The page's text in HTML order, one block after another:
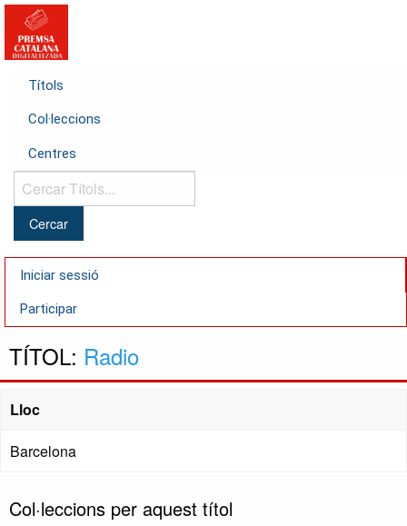
Títols
Col·leccions
Centres
Cercar
Títols...
Iniciar sessió
Participar
TÍTOL: Radio
Lloc
Barcelona
Col·leccions per aquest títol